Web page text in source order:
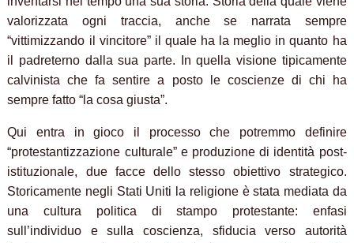
valorizzata ogni traccia, anche se narrata sempre
“vittimizzando il vincitore” il quale ha la meglio in quanto ha
il padreterno dalla sua parte. In quella visione tipicamente
calvinista che fa sentire a posto le coscienze di chi ha
sempre fatto “la cosa giusta”.
Qui entra in gioco il processo che potremmo definire
“protestantizzazione culturale” e produzione di identità post-
istituzionale, due facce dello stesso obiettivo strategico.
Storicamente negli Stati Uniti la religione è stata mediata da
una cultura politica di stampo protestante: enfasi
sull’individuo e sulla coscienza, sfiducia verso autorità